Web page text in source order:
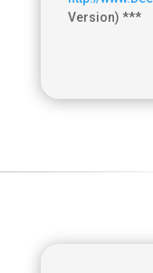
Version) ***